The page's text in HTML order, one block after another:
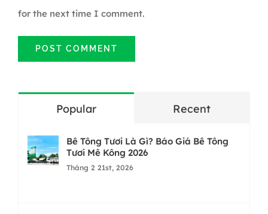
for the next time I comment.
Popular Recent
Bê Tông Tươi Là Gì? Báo Giá Bê Tông
Tươi Mê Kông 2026
Tháng 2 21st, 2026